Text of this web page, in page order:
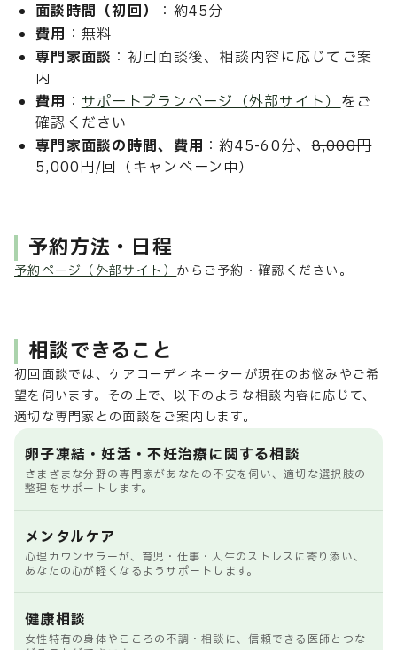
面談時間（初回）
：約45分
費用 ：無料
専門家面談 ：初回面談後、相談内容に応じてご案
内
費用 ：サポートプランページ（外部サイト）をご
確認ください
専門家面談の時間、費用 ：約45-60分、8,000円→
5,000円/回（キャンペーン中）
予約方法・日程
予約ページ（外部サイト） からご予約・確認ください。
相談できること
初回面談では、ケアコーディネーターが現在のお悩みやご希
望を伺います。その上で、以下のような相談内容に応じて、
適切な専門家との面談をご案内します。
卵子凍結・妊活・不妊治療に関する相談
さまざまな分野の専門家があなたの不安を伺い、適切な選択肢の
整理をサポートします。
メンタルケア
心理カウンセラーが、育児・仕事・人生のストレスに寄り添い、
あなたの心が軽くなるようサポートします。
健康相談
女性特有の身体やこころの不調・相談に、信頼できる医師とつな